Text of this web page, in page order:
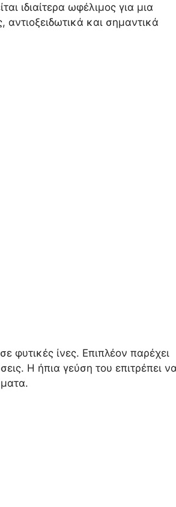
ιδιαίτερα ωφέλιμος για μια
αντιοξειδωτικά και σημαντικά
φυτικές ίνες. Επιπλέον παρέχει
Η ήπια γεύση του επιτρέπει να